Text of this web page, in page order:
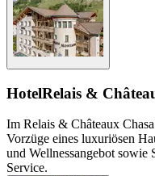
HotelRelais &
Im Relais & Châteaux
Vorzüge eines luxuriösen
und Wellnessangebot sowie
Service.